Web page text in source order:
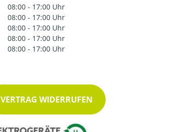
08:00 - 17:00 Uhr
08:00 - 17:00 Uhr
08:00 - 17:00 Uhr
08:00 - 17:00 Uhr
08:00 - 17:00 Uhr
VERTRAG WIDERRUFEN